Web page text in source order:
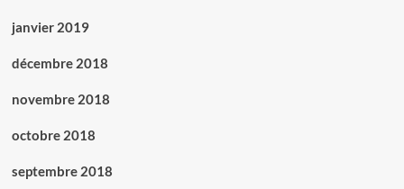
janvier 2019
décembre 2018
novembre 2018
octobre 2018
septembre 2018